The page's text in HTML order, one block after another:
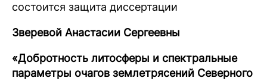
состоится защита диссертации
Зверевой Анастасии Сергеевны
«Добротность литосферы и спектральные
параметры очагов землетрясений Северного